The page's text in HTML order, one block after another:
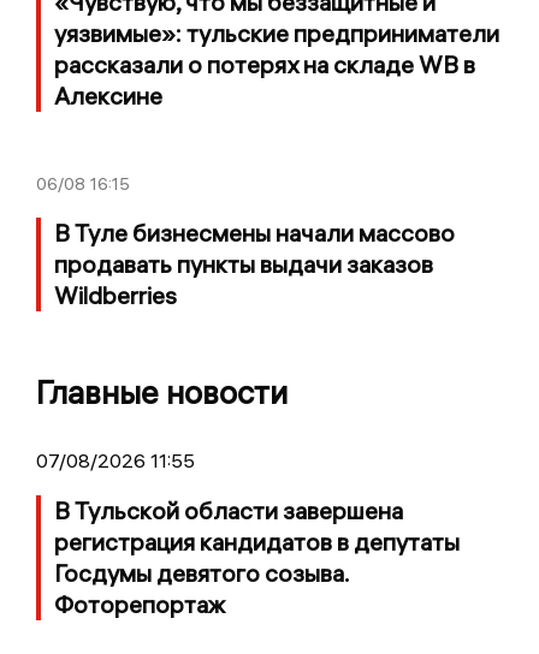
уязвимые»: тульские предприниматели
рассказали о потерях на складе WB в
Алексине
06/08 16:15
В Туле бизнесмены начали массово
продавать пункты выдачи заказов
Wildberries
Главные новости
07/08/2026 11:55
В Тульской области завершена
регистрация кандидатов в депутаты
Госдумы девятого созыва.
Фоторепортаж